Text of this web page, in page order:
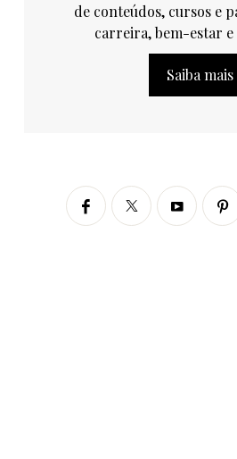
de conteúdos, cursos e
carreira, bem-estar
Saiba mais